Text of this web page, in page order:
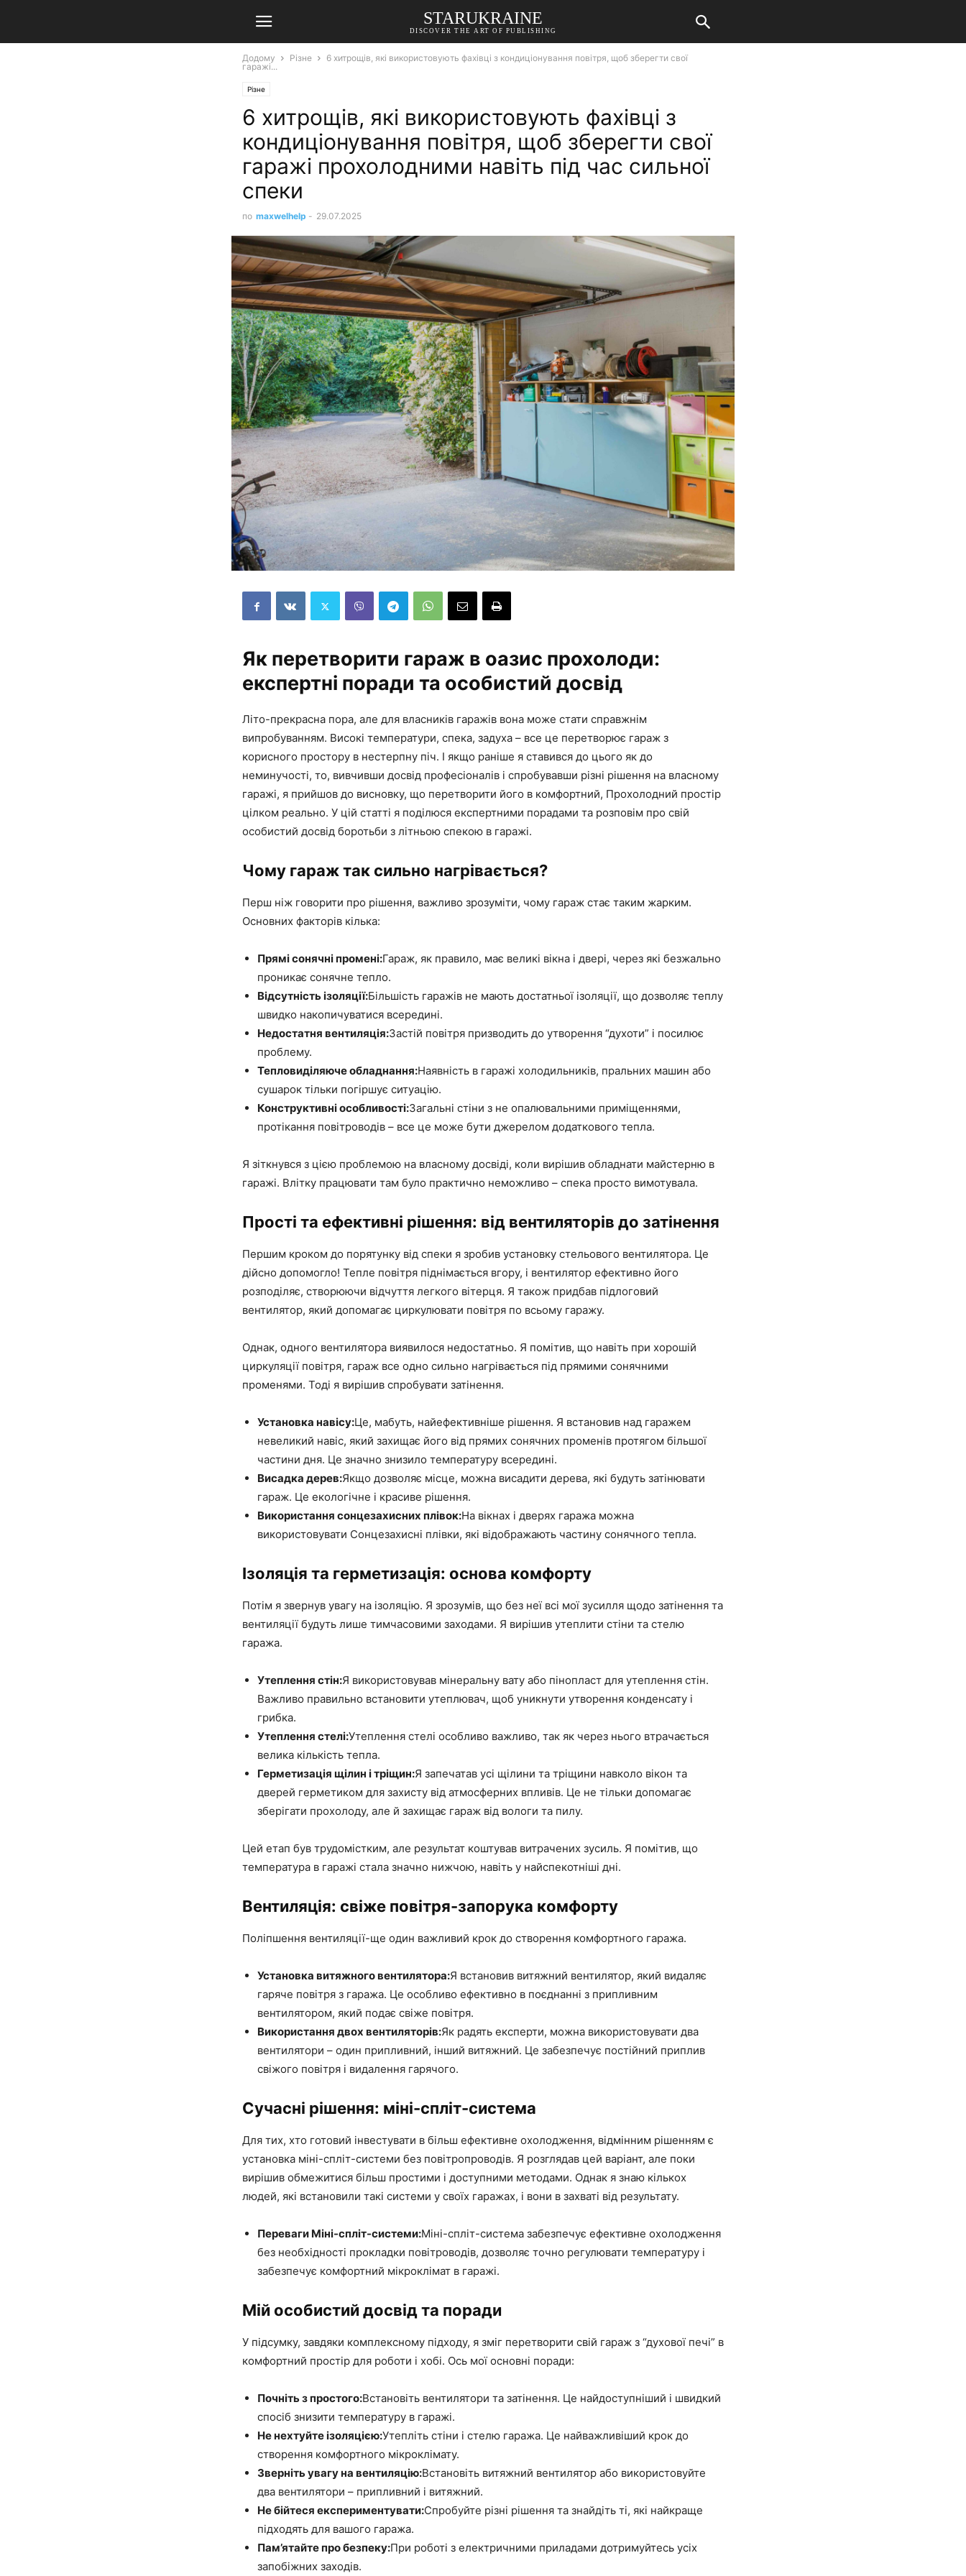
STARUKRAINE
DISCOVER THE ART OF PUBLISHING
Додому Різне
6 хитрощів, які використовують фахівці з кондиціонування повітря, щоб зберегти свої
гаражі...
Різне
6 хитрощів, які використовують фахівці з
кондиціонування повітря, щоб зберегти свої
гаражі прохолодними навіть під час сильної
спеки
по maxwelhelp - 29.07.2025
Як перетворити гараж в оазис прохолоди:
експертні поради та особистий досвід
Літо-прекрасна пора, але для власників гаражів вона може стати справжнім
випробуванням. Високі температури, спека, задуха – все це перетворює гараж з
корисного простору в нестерпну піч. І якщо раніше я ставився до цього як до
неминучості, то, вивчивши досвід професіоналів і спробувавши різні рішення на власному
гаражі, я прийшов до висновку, що перетворити його в комфортний, Прохолодний простір
цілком реально. У цій статті я поділюся експертними порадами та розповім про свій
особистий досвід боротьби з літньою спекою в гаражі.
Чому гараж так сильно нагрівається?
Перш ніж говорити про рішення, важливо зрозуміти, чому гараж стає таким жарким.
Основних факторів кілька:
Прямі сонячні промені:Гараж, як правило, має великі вікна і двері, через які безжально
проникає сонячне тепло.
Відсутність ізоляції:Більшість гаражів не мають достатньої ізоляції, що дозволяє теплу
швидко накопичуватися всередині.
Недостатня вентиляція:Застій повітря призводить до утворення “духоти” і посилює
проблему.
Тепловиділяюче обладнання:Наявність в гаражі холодильників, пральних машин або
сушарок тільки погіршує ситуацію.
Конструктивні особливості:Загальні стіни з не опалювальними приміщеннями,
протікання повітроводів – все це може бути джерелом додаткового тепла.
Я зіткнувся з цією проблемою на власному досвіді, коли вирішив обладнати майстерню в
гаражі. Влітку працювати там було практично неможливо – спека просто вимотувала.
Прості та ефективні рішення: від вентиляторів до затінення
Першим кроком до порятунку від спеки я зробив установку стельового вентилятора. Це
дійсно допомогло! Тепле повітря піднімається вгору, і вентилятор ефективно його
розподіляє, створюючи відчуття легкого вітерця. Я також придбав підлоговий
вентилятор, який допомагає циркулювати повітря по всьому гаражу.
Однак, одного вентилятора виявилося недостатньо. Я помітив, що навіть при хорошій
циркуляції повітря, гараж все одно сильно нагрівається під прямими сонячними
променями. Тоді я вирішив спробувати затінення.
Установка навісу:Це, мабуть, найефективніше рішення. Я встановив над гаражем
невеликий навіс, який захищає його від прямих сонячних променів протягом більшої
частини дня. Це значно знизило температуру всередині.
Висадка дерев:Якщо дозволяє місце, можна висадити дерева, які будуть затінювати
гараж. Це екологічне і красиве рішення.
Використання сонцезахисних плівок:На вікнах і дверях гаража можна
використовувати Сонцезахисні плівки, які відображають частину сонячного тепла.
Ізоляція та герметизація: основа комфорту
Потім я звернув увагу на ізоляцію. Я зрозумів, що без неї всі мої зусилля щодо затінення та
вентиляції будуть лише тимчасовими заходами. Я вирішив утеплити стіни та стелю
гаража.
Утеплення стін:Я використовував мінеральну вату або пінопласт для утеплення стін.
Важливо правильно встановити утеплювач, щоб уникнути утворення конденсату і
грибка.
Утеплення стелі:Утеплення стелі особливо важливо, так як через нього втрачається
велика кількість тепла.
Герметизація щілин і тріщин:Я запечатав усі щілини та тріщини навколо вікон та
дверей герметиком для захисту від атмосферних впливів. Це не тільки допомагає
зберігати прохолоду, але й захищає гараж від вологи та пилу.
Цей етап був трудомістким, але результат коштував витрачених зусиль. Я помітив, що
температура в гаражі стала значно нижчою, навіть у найспекотніші дні.
Вентиляція: свіже повітря-запорука комфорту
Поліпшення вентиляції-ще один важливий крок до створення комфортного гаража.
Установка витяжного вентилятора:Я встановив витяжний вентилятор, який видаляє
гаряче повітря з гаража. Це особливо ефективно в поєднанні з припливним
вентилятором, який подає свіже повітря.
Використання двох вентиляторів:Як радять експерти, можна використовувати два
вентилятори – один припливний, інший витяжний. Це забезпечує постійний приплив
свіжого повітря і видалення гарячого.
Сучасні рішення: міні-спліт-система
Для тих, хто готовий інвестувати в більш ефективне охолодження, відмінним рішенням є
установка міні-спліт-системи без повітропроводів. Я розглядав цей варіант, але поки
вирішив обмежитися більш простими і доступними методами. Однак я знаю кількох
людей, які встановили такі системи у своїх гаражах, і вони в захваті від результату.
Переваги Міні-спліт-системи:Міні-спліт-система забезпечує ефективне охолодження
без необхідності прокладки повітроводів, дозволяє точно регулювати температуру і
забезпечує комфортний мікроклімат в гаражі.
Мій особистий досвід та поради
У підсумку, завдяки комплексному підходу, я зміг перетворити свій гараж з “духової печі” в
комфортний простір для роботи і хобі. Ось мої основні поради:
Почніть з простого:Встановіть вентилятори та затінення. Це найдоступніший і швидкий
спосіб знизити температуру в гаражі.
Не нехтуйте ізоляцією:Утепліть стіни і стелю гаража. Це найважливіший крок до
створення комфортного мікроклімату.
Зверніть увагу на вентиляцію:Встановіть витяжний вентилятор або використовуйте
два вентилятори – припливний і витяжний.
Не бійтеся експериментувати:Спробуйте різні рішення та знайдіть ті, які найкраще
підходять для вашого гаража.
Пам’ятайте про безпеку:При роботі з електричними приладами дотримуйтесь усіх
запобіжних заходів.